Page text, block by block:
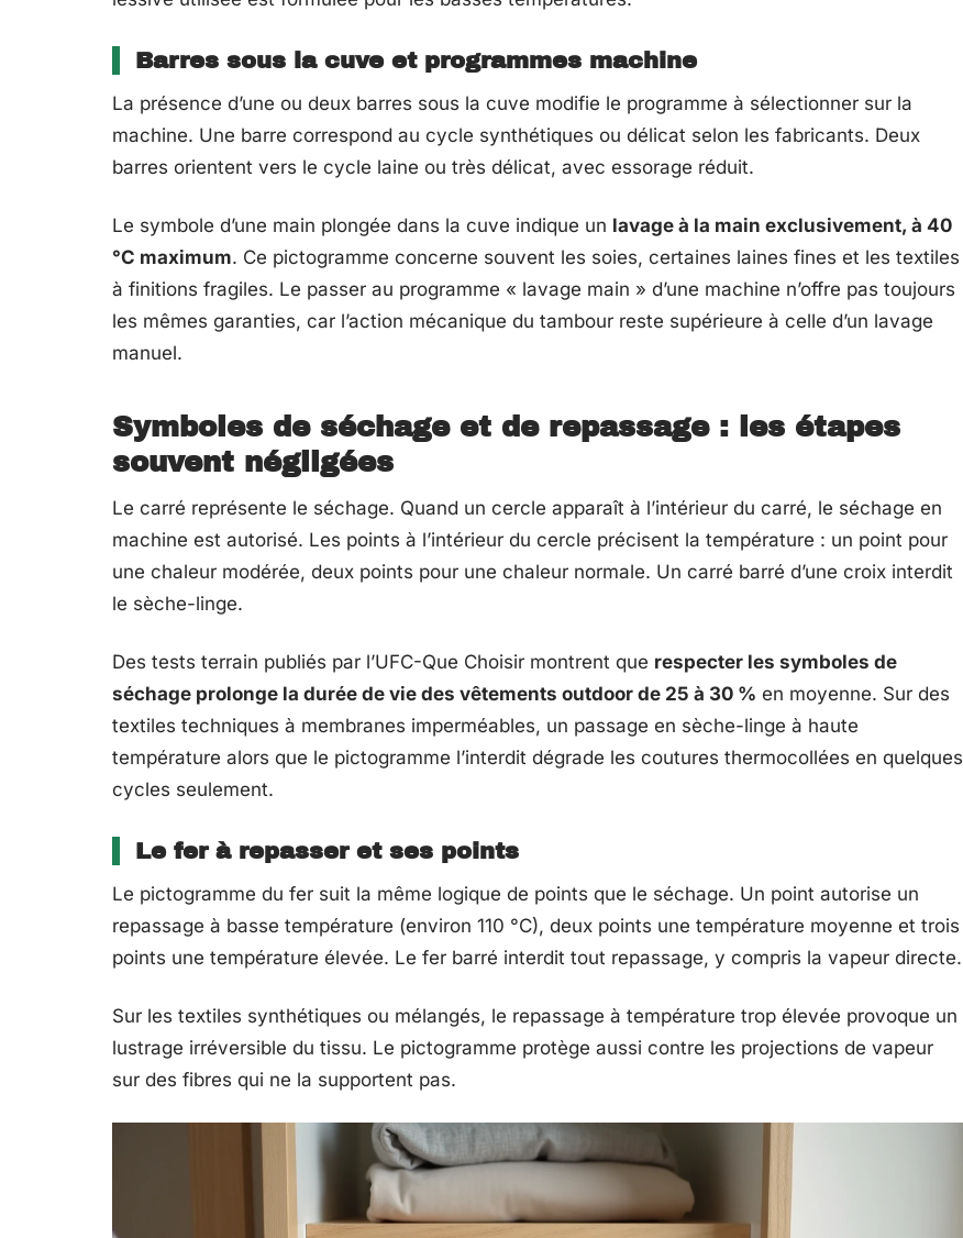
Barres sous la cuve et programmes machine
La présence d’une ou deux barres sous la cuve modifie le programme à sélectionner sur la
machine. Une barre correspond au cycle synthétiques ou délicat selon les fabricants. Deux
barres orientent vers le cycle laine ou très délicat, avec essorage réduit.
Le symbole d’une main plongée dans la cuve indique un lavage à la main exclusivement, à 40
°C maximum. Ce pictogramme concerne souvent les soies, certaines laines fines et les textiles
à finitions fragiles. Le passer au programme « lavage main » d’une machine n’offre pas toujours
les mêmes garanties, car l’action mécanique du tambour reste supérieure à celle d’un lavage
manuel.
Symboles de séchage et de repassage : les étapes
souvent négligées
Le carré représente le séchage. Quand un cercle apparaît à l’intérieur du carré, le séchage en
machine est autorisé. Les points à l’intérieur du cercle précisent la température : un point pour
une chaleur modérée, deux points pour une chaleur normale. Un carré barré d’une croix interdit
le sèche-linge.
Des tests terrain publiés par l’UFC-Que Choisir montrent que respecter les symboles de
séchage prolonge la durée de vie des vêtements outdoor de 25 à 30 % en moyenne. Sur des
textiles techniques à membranes imperméables, un passage en sèche-linge à haute
température alors que le pictogramme l’interdit dégrade les coutures thermocollées en quelques
cycles seulement.
Le fer à repasser et ses points
Le pictogramme du fer suit la même logique de points que le séchage. Un point autorise un
repassage à basse température (environ 110 °C), deux points une température moyenne et trois
points une température élevée. Le fer barré interdit tout repassage, y compris la vapeur directe.
Sur les textiles synthétiques ou mélangés, le repassage à température trop élevée provoque un
lustrage irréversible du tissu. Le pictogramme protège aussi contre les projections de vapeur
sur des fibres qui ne la supportent pas.